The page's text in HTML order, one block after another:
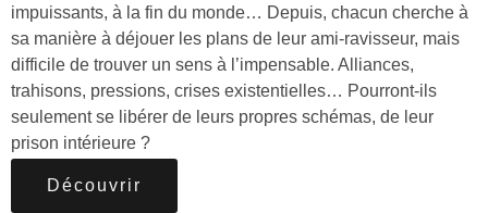
impuissants, à la fin du monde… Depuis, chacun cherche à
sa manière à déjouer les plans de leur ami-ravisseur, mais
difficile de trouver un sens à l’impensable. Alliances,
trahisons, pressions, crises existentielles… Pourront-ils
seulement se libérer de leurs propres schémas, de leur
prison intérieure ?
Découvrir